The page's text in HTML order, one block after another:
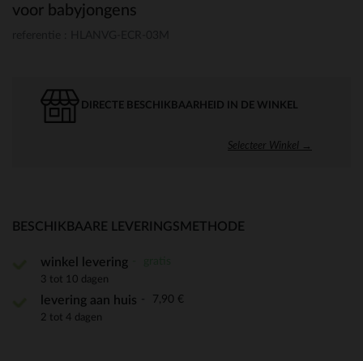
voor babyjongens
DIRECTE BESCHIKBAARHEID IN DE WINKEL
Selecteer Winkel →
BESCHIKBAARE LEVERINGSMETHODE
winkel levering
3 tot 10 dagen
levering aan huis 7,90 €
2 tot 4 dagen